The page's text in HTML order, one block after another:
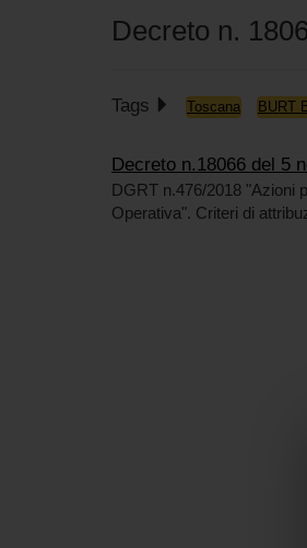
Decreto n.
Tags Toscana BURT
Decreto n.18066 del 5
DGRT n.476/2018 "Azioni
Operativa". Criteri di